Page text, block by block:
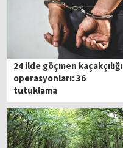
24 ilde göçmen kaçakçılığı
operasyonları: 36
tutuklama